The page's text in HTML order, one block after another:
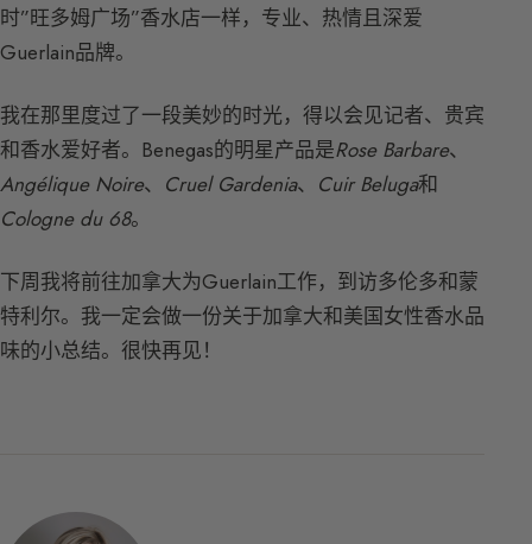
时”旺多姆广场”香水店一样，专业、热情且深爱
Guerlain品牌。
我在那里度过了一段美妙的时光，得以会见记者、贵宾
和香水爱好者。Benegas的明星产品是Rose Barbare、
Angélique Noire、 Cruel Gardenia、 Cuir Beluga和
Cologne du 68。
下周我将前往加拿大为Guerlain工作，到访多伦多和蒙
特利尔。我一定会做一份关于加拿大和美国女性香水品
味的小总结。很快再见！